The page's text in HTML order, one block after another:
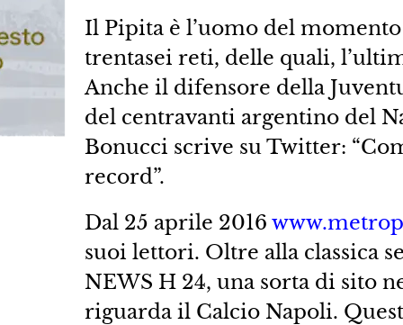
Il Pipita è l’uomo del
trentasei reti, delle quali,
Anche il difensore della
del centravanti argentino del
Bonucci scrive su Twitter:
record”.
Dal 25 aprile 2016
suoi lettori. Oltre alla classica
NEWS H 24, una sorta di sito
riguarda il Calcio Napoli.